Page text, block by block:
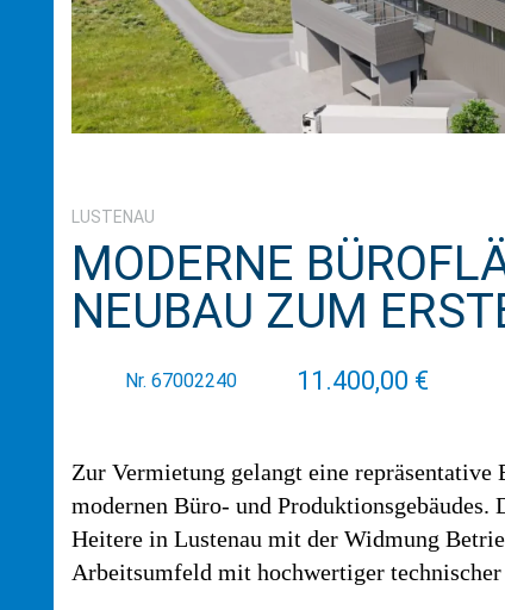
LUSTENAU
MODERNE
NEUBAU ZUM
Nr. 67002240 11.400,00 €
Zur Vermietung gelangt eine repräsentative
modernen Büro- und Produktionsgebäudes.
Heitere in Lustenau mit der Widmung
Arbeitsumfeld mit hochwertiger technischer